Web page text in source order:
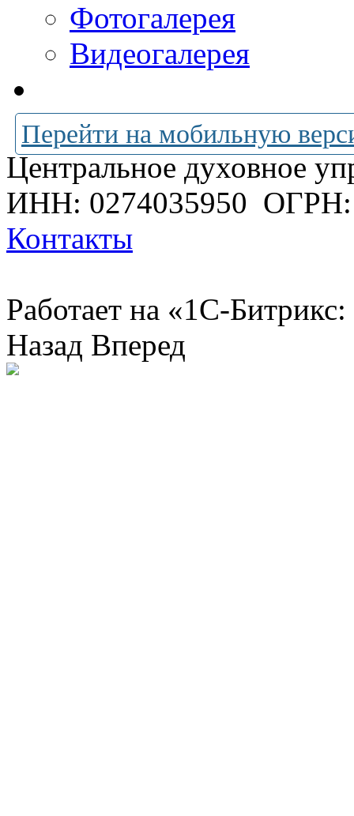
Фотогалерея
Видеогалерея
Перейти на мобильную
Центральное духовное
ИНН: 0274035950 ОГРН:
Контакты
Работает на «1С-
Назад Вперед